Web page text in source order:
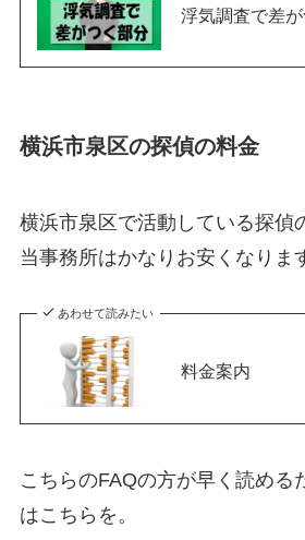
浮気調査で差
横浜市泉区の探偵の料金
横浜市泉区で活動している探偵
当事務所はかなりお安くなりま
あわせて読みたい
料金案内
こちらのFAQの方が早く読める
はこちらを。